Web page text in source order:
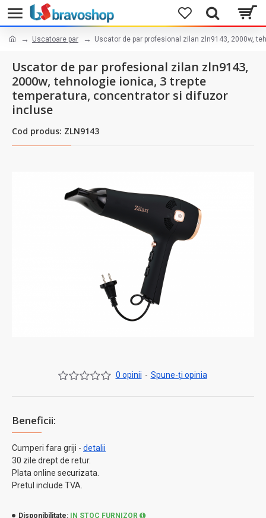
Uscatoare par Uscator de par profesional zilan zln9143, 2000w,
Uscator de par profesional zilan zln9143,
2000w, tehnologie ionica, 3 trepte
temperatura, concentrator si difuzor
incluse
Cod produs: ZLN9143
Beneficii:
Cumperi fara griji - detalii
30 zile drept de retur.
Plata online securizata.
Pretul include TVA.
0 opinii - Spune-ţi opinia
Disponibilitate:
IN STOC FURNIZOR